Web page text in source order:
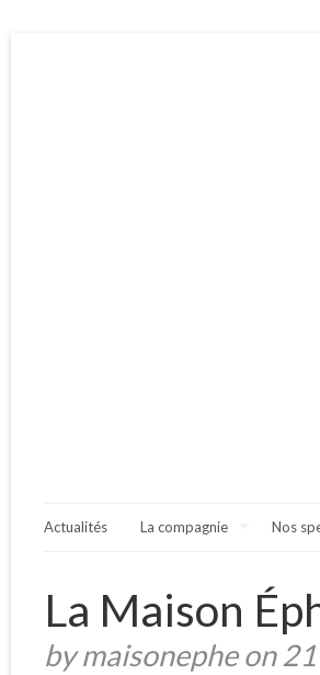
Actualités La compagnie Nos
La Maison
by maisonephe on